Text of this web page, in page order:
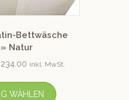
Bettwäsche
Natur
234.00 inkl. MwSt.
WÄHLEN